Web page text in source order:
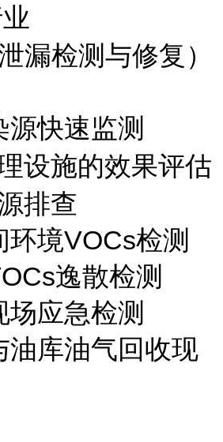
漏检测与修复）
快速监测
设施的效果评估
排查
环境VOCs检测
逸散检测
应急检测
库油气回收现